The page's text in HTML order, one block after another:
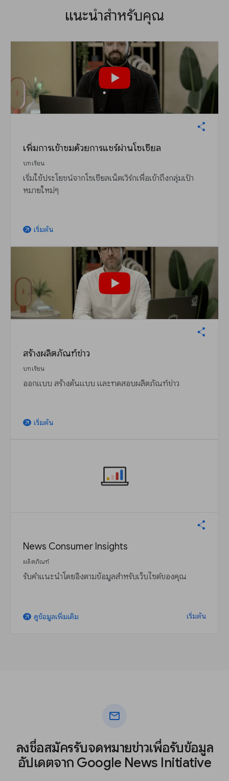
แนะนำสำหรับคุณ
เพิ่มการเข้าชมด้วยการแชร์ผ่านโซเชียล
บทเรียน
เริ่มใช้ประโยชน์จากโซเชียลเน็ตเวิร์กเพื่อเข้าถึงกลุ่มเป้า
หมายใหม่ๆ
arrow_outward เริ่มต้น
สร้างผลิตภัณฑ์ข่าว
บทเรียน
ออกแบบ สร้างต้นแบบ และทดสอบผลิตภัณฑ์ข่าว
arrow_outward เริ่มต้น
News Consumer Insights
ผลิตภัณฑ์
รับคำแนะนำโดยอิงตามข้อมูลสำหรับเว็บไซต์ของคุณ
arrow_outward ดูข้อมูลเพิ่มเติม เริ่มต้น
mail
ลงชื่อสมัครรับจดหมายข่าวเพื่อรับข้อมูล
อัปเดตจาก Google News Initiative